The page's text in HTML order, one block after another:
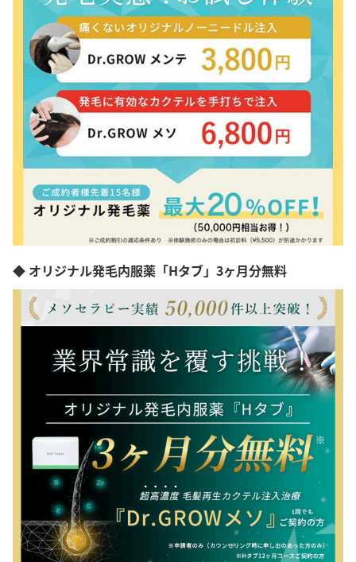
◆ オリジナル発毛内服薬「Hタブ」3ヶ月分無料